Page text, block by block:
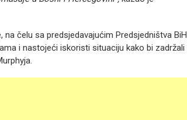
čelu sa predsjedavajućim Predsjedništva BiH
i nastojeći iskoristi situaciju kako bi zadržali